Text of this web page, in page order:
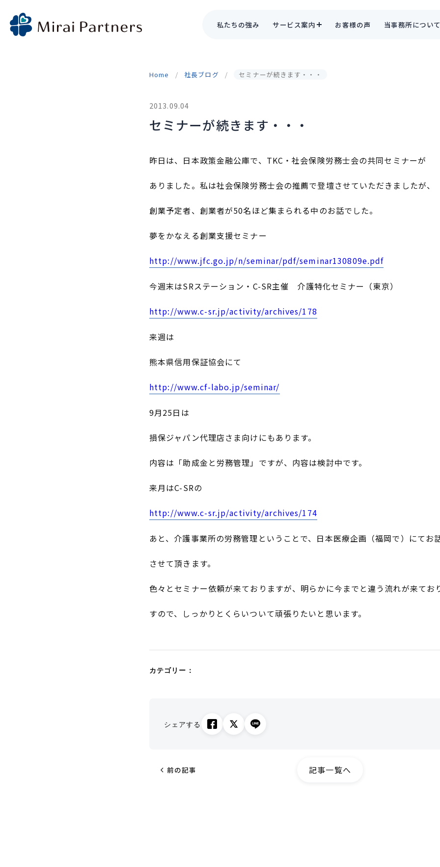
私たちの強み サービス案内 お客様の声 当事務所について
Home 社長ブログ セミナーが続きます・・・
2013.09.04
セミナーが続きます・・・
昨日は、日本政策金融公庫で、TKC・社会保険労務士会の共同セミナーが
ありました。私は社会保険労務士会の推薦で登壇させていただきましたが、
創業予定者、創業者が50名ほど集まられる中のお話でした。
夢をかなえる創業支援セミナー
http://www.jfc.go.jp/n/seminar/pdf/seminar130809e.pdf
今週末はSRステーション・C-SR主催 介護特化セミナー（東京）
http://www.c-sr.jp/activity/archives/178
来週は
熊本県信用保証協会にて
http://www.cf-labo.jp/seminar/
9月25日は
損保ジャパン代理店さま向けにもあります。
内容は「助成金と労務管理」ですが、内容は検討中です。
来月はC-SRの
http://www.c-sr.jp/activity/archives/174
あと、介護事業所の労務管理ということで、日本医療企画（福岡で）にてお
させて頂きます。
色々とセミナー依頼が来ておりますが、明らかに今までと違う流れが来てお
すので、しっかりとくらいついて頑張りたいと思います。
カテゴリー：
シェアする
chevron_left 前の記事 記事一覧へ